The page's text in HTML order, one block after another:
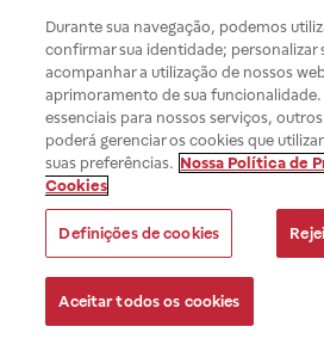
Durante sua navegação, podemos
confirmar sua identidade; personalizar
acompanhar a utilização de nossos
aprimoramento de sua funcionalidade.
essenciais para nossos serviços,
poderá gerenciar os cookies que
suas preferências. Nossa Política de
Cookies
Definições de cookies
Aceitar todos os cookies